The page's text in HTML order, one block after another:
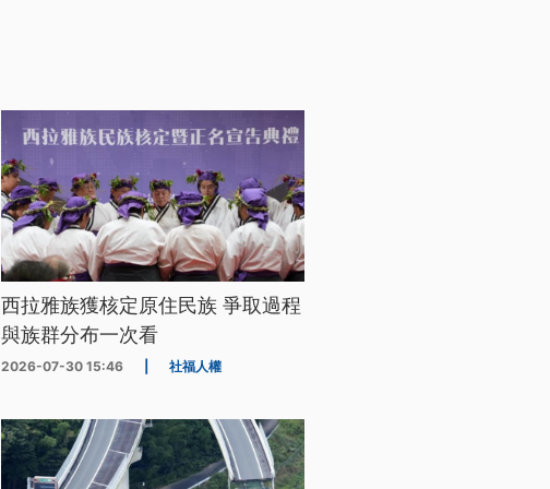
西拉雅族獲核定原住民族 爭取過程
與族群分布一次看
2026-07-30 15:46 社福人權